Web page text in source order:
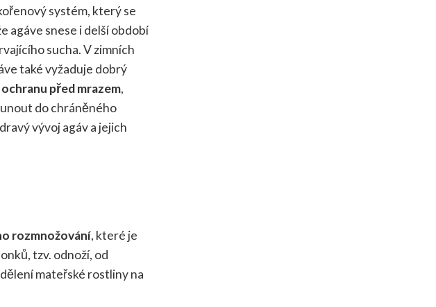
systém, který se
agáve snese i delší období
sucha. V zimních
také vyžaduje dobrý
ochranu před mrazem,
do chráněného
vývoj agáv a jejich
rozmnožování, které je
tzv. odnoží, od
mateřské rostliny na